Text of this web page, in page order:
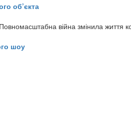
об’єкта
Повномасштабна війна змінила життя
шоу